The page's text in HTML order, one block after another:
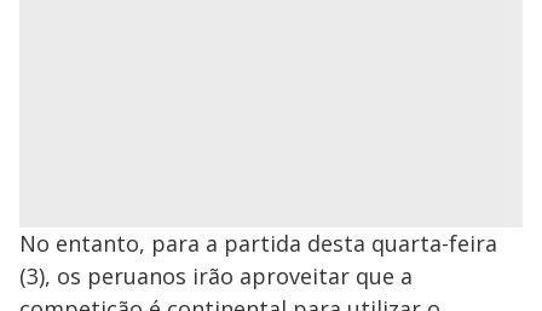
No entanto, para a partida desta quarta-feira
(3), os peruanos irão aproveitar que a